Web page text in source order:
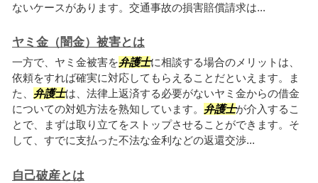
ないケースがあります。交通事故の損害賠償請求は...
ヤミ金（闇金）被害とは
一方で、ヤミ金被害を弁護士に相談する場合のメリットは、
依頼をすれば確実に対応してもらえることだといえます。ま
た、 弁護士は、法律上返済する必要がないヤミ金からの借金
についての対処方法を熟知しています。 弁護士が介入するこ
とで、まずは取り立てをストップさせることができます。そ
して、すでに支払った不法な金利などの返還交渉...
自己破産とは